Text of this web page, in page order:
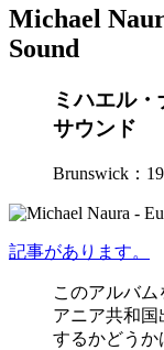
Michael
Sound
ミハエル
サウンド
Brunswick：
記事があります。
このアルバ
アニア共和国
するかどうか